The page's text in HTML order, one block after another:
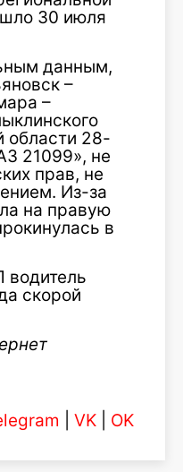
30 июля
данным,
–
–
области 28-
21099», не
прав, не
Из-за
на правую
в
водитель
скорой
VK OK